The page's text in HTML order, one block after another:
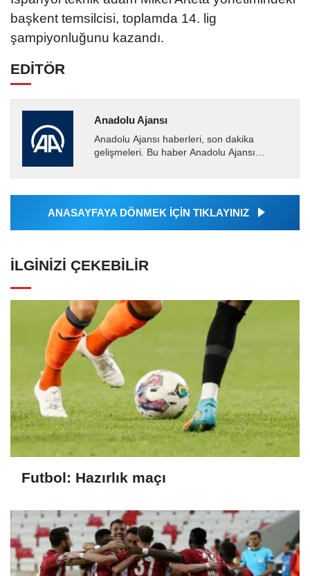
başkent temsilcisi, toplamda 14. lig
şampiyonluğunu kazandı.
EDİTÖR
Anadolu Ajansı
Anadolu Ajansı haberleri, son dakika
gelişmeleri. Bu haber Anadolu Ajansı
tarafından geçilen tüm...
ANASAYFAYA DÖNMEK İÇİN TIKLAYINIZ
İLGINIZI ÇEKEBILIR
Futbol: Hazırlık maçı